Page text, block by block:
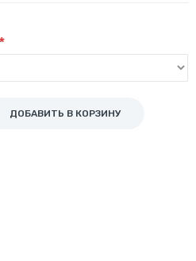
ДОБАВИТЬ В КОРЗИНУ